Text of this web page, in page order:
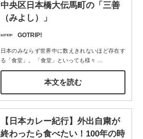
中央区日本橋大伝馬町の「三善
（みよし）」
GOTRIP!
日本のみならず世界中に数えきれないほど存在す
る「食堂」。 「食堂」といっても様々
本文を読む
【日本カレー紀行】外出自粛が
終わったら食べたい！100年の時